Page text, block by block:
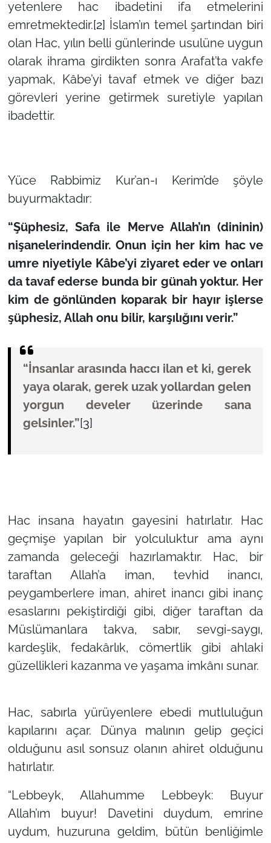
yetenlere hac ibadetini ifa etmelerini
emretmektedir.[2] İslam’ın temel şartından biri
olan Hac, yılın belli günlerinde usulüne uygun
olarak ihrama girdikten sonra Arafat’ta vakfe
yapmak, Kâbe’yi tavaf etmek ve diğer bazı
görevleri yerine getirmek suretiyle yapılan
ibadettir.
Yüce Rabbimiz Kur’an-ı Kerim’de şöyle
buyurmaktadır:
“Şüphesiz, Safa ile Merve Allah’ın (dininin)
nişanelerindendir. Onun için her kim hac ve
umre niyetiyle Kâbe’yi ziyaret eder ve onları
da tavaf ederse bunda bir günah yoktur. Her
kim de gönlünden koparak bir hayır işlerse
şüphesiz, Allah onu bilir, karşılığını verir.”
“İnsanlar arasında haccı ilan et ki, gerek
yaya olarak, gerek uzak yollardan gelen
yorgun develer üzerinde sana
gelsinler.”[3]
Hac insana hayatın gayesini hatırlatır. Hac
geçmişe yapılan bir yolculuktur ama aynı
zamanda geleceği hazırlamaktır. Hac, bir
taraftan Allah’a iman, tevhid inancı,
peygamberlere iman, ahiret inancı gibi inanç
esaslarını pekiştirdiği gibi, diğer taraftan da
Müslümanlara takva, sabır, sevgi-saygı,
kardeşlik, fedakârlık, cömertlik gibi ahlaki
güzellikleri kazanma ve yaşama imkânı sunar.
Hac, sabırla yürüyenlere ebedi mutluluğun
kapılarını açar. Dünya malının gelip geçici
olduğunu asıl sonsuz olanın ahiret olduğunu
hatırlatır.
“Lebbeyk, Allahumme Lebbeyk: Buyur
Allah’ım buyur! Davetini duydum, emrine
uydum, huzuruna geldim, bütün benliğimle